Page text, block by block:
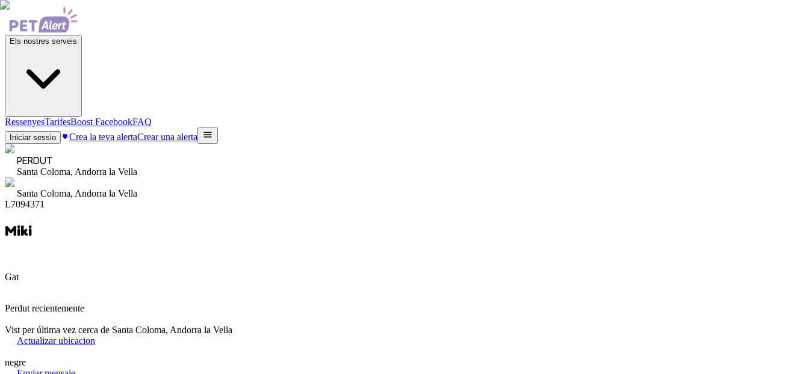
Els nostres serveis
RessenyesTarifesBoost FacebookFAQ
Iniciar sessio Crea la teva alertaCrear una alerta
PERDUT
Santa Coloma, Andorra la Vella
Santa Coloma, Andorra la Vella
L7094371
Miki
Gat
Perdut recientemente
Vist per última vez cerca de Santa Coloma, Andorra la Vella
Actualizar ubicacion
negre